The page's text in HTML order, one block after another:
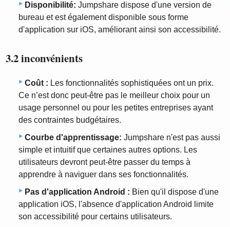
Disponibilité: Jumpshare dispose d'une version de
bureau et est également disponible sous forme
d'application sur iOS, améliorant ainsi son accessibilité.
3.2 inconvénients
Coût : Les fonctionnalités sophistiquées ont un prix.
Ce n’est donc peut-être pas le meilleur choix pour un
usage personnel ou pour les petites entreprises ayant
des contraintes budgétaires.
Courbe d'apprentissage: Jumpshare n'est pas aussi
simple et intuitif que certaines autres options. Les
utilisateurs devront peut-être passer du temps à
apprendre à naviguer dans ses fonctionnalités.
Pas d'application Android : Bien qu'il dispose d'une
application iOS, l'absence d'application Android limite
son accessibilité pour certains utilisateurs.